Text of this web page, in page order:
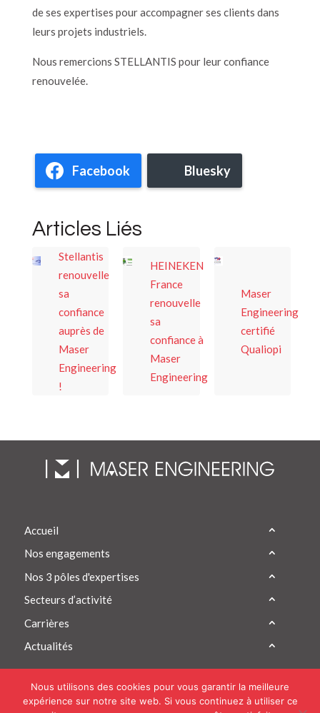
de ses expertises pour accompagner ses clients dans
leurs projets industriels.
Nous remercions STELLANTIS pour leur confiance
renouvelée.
Facebook Bluesky
Articles Liés
Stellantis
renouvelle
sa
confiance
auprès de
Maser
Engineering
!
HEINEKEN
France
renouvelle
sa
confiance à
Maser
Engineering
Maser
Engineering
certifié
Qualiopi
Accueil
Nos engagements
Nos 3 pôles d'expertises
Secteurs d’activité
Carrières
Actualités
Nous utilisons des cookies pour vous garantir la meilleure
expérience sur notre site web. Si vous continuez à utiliser ce